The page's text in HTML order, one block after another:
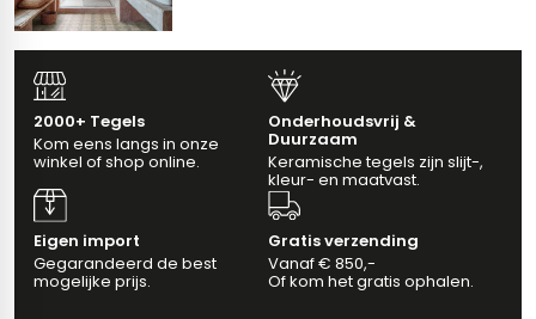
2000+ Tegels
Kom eens langs in onze
winkel of shop online.
Onderhoudsvrij &
Duurzaam
Keramische tegels zijn slijt-,
kleur- en maatvast.
Eigen import
Gegarandeerd de best
mogelijke prijs.
Gratis verzending
Vanaf € 850,-
Of kom het gratis ophalen.
33 x 33 cm